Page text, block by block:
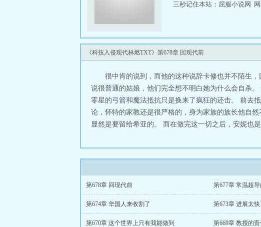
三秒记住本站：屈服小说网
《科技入侵现代林燃TXT》第678章 回现代前
很中肯的说到，而他的这种说辞卡修也并不陌生
说很普通的姑娘，他们完全想不明白她为什么会自杀
零星的弓箭和魔法抵抗只是换来了疯狂的还击。 前去
论，怀特的家教还是很严格的，身为家族的族长他自
显然是要留给希亚的。 而在做完这一切之后，安妮也
第678章 回现代前 第677章 常温超
第674章 华国人来收割了 第673章 进展太快
第670章 这个世界上只有我能做到 第669章 教授的